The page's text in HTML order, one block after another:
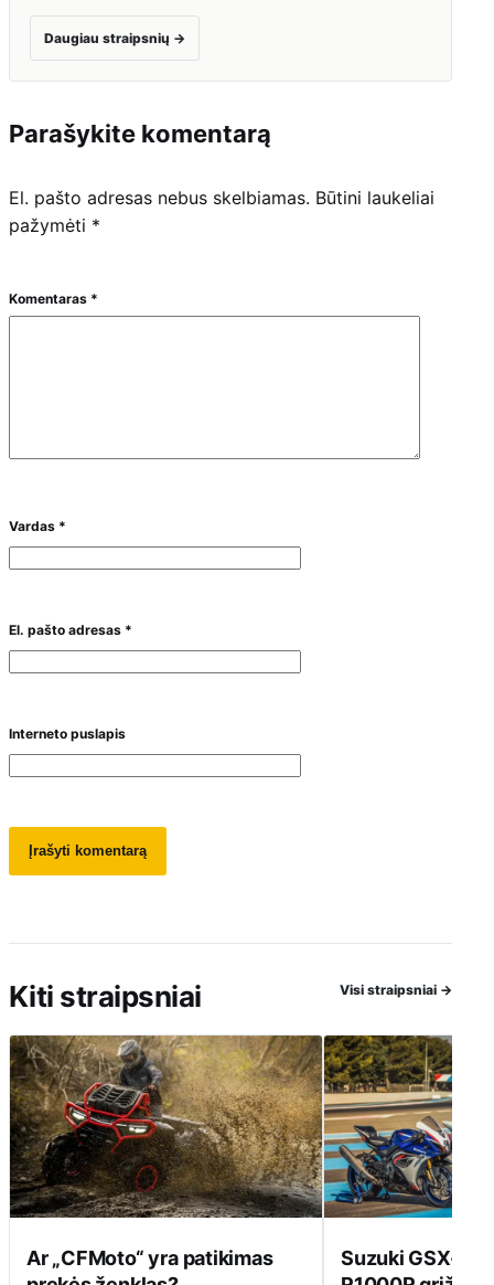
Daugiau straipsnių →
Parašykite komentarą
El. pašto adresas nebus skelbiamas. Būtini laukeliai
pažymėti *
Komentaras *
Vardas *
El. pašto adresas *
Interneto puslapis
Kiti straipsniai Visi straipsniai →
Ar „CFMoto“ yra patikimas
Suzuki GSX-